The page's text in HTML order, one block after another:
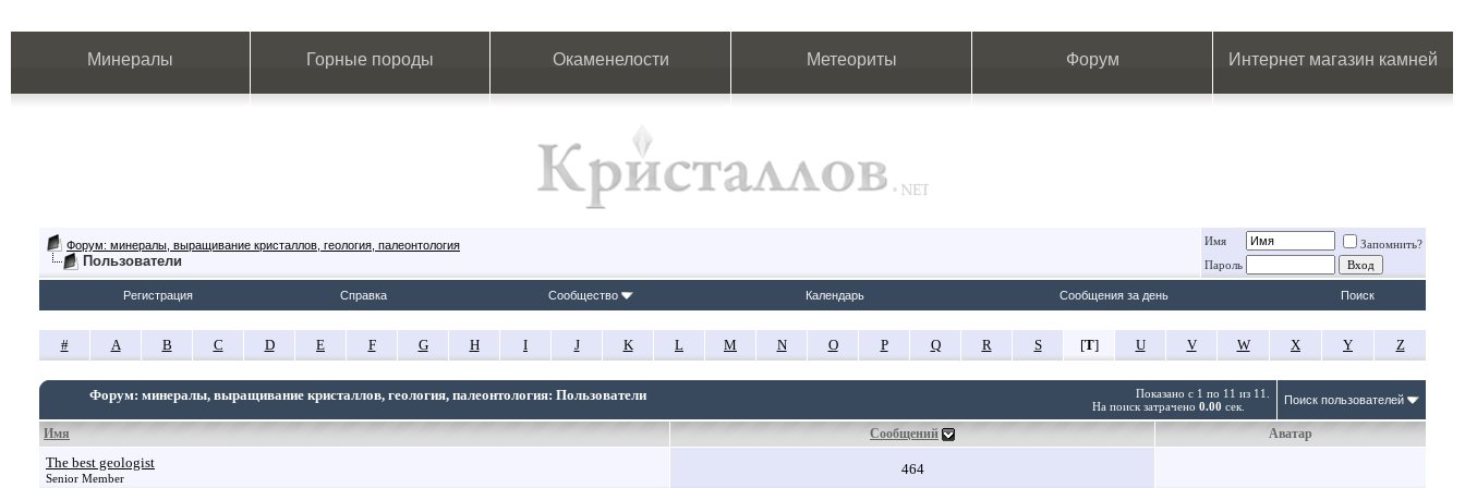
Минералы Горные породы Окаменелости Метеориты Форум Интернет магазин камней
Форум: минералы, выращивание кристаллов, геология, палеонтология
Пользователи
Имя
Запомнить?
Пароль
Регистрация Справка Сообщество Календарь Сообщения за день Поиск
# A B C D E F G H I J K L M N O P Q R S [T] U V W X Y Z
Показано с 1 по 11 из 11.
На поиск затрачено 0.00 сек.
Форум: минералы, выращивание кристаллов, геология, палеонтология: Пользователи Поиск пользователей
Имя Сообщений Аватар
The best geologist
Senior Member
464